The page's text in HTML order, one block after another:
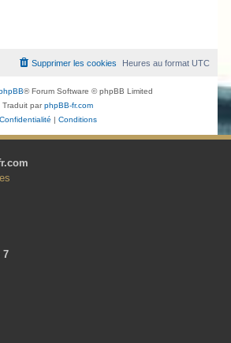
Heures au formatUTC
Supprimer les cookies
® Forum Software © phpBB Limited
Traduit parphpBB-fr.com
Confidentialité
Conditions
7